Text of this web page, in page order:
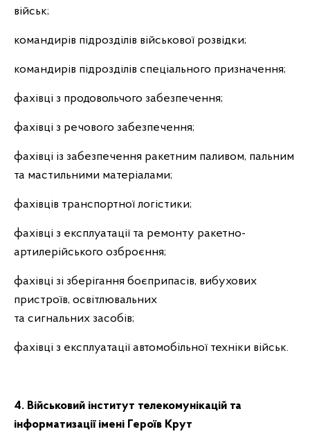
військ;
командирів підрозділів військової розвідки;
командирів підрозділів спеціального призначення;
фахівці з продовольчого забезпечення;
фахівці з речового забезпечення;
фахівці із забезпечення ракетним паливом, пальним
та мастильними матеріалами;
фахівців транспортної логістики;
фахівці з експлуатації та ремонту ракетно-
артилерійського озброєння;
фахівці зі зберігання боєприпасів, вибухових
пристроїв, освітлювальних
та сигнальних засобів;
фахівці з експлуатації автомобільної техніки військ.
4. Військовий інститут телекомунікацій та
інформатизації імені Героїв Крут